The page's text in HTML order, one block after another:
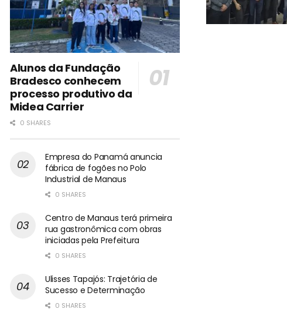
Alunos da Fundação
Bradesco conhecem
processo produtivo da
Midea Carrier
0 SHARES
Empresa do Panamá anuncia
fábrica de fogões no Polo
Industrial de Manaus
0 SHARES
Centro de Manaus terá primeira
rua gastronômica com obras
iniciadas pela Prefeitura
0 SHARES
Ulisses Tapajós: Trajetória de
Sucesso e Determinação
0 SHARES